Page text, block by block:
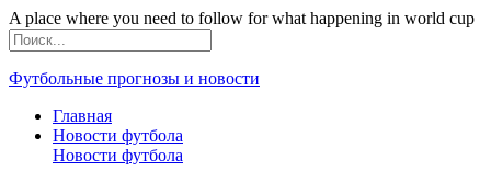
A place where you need to follow for what happening in world cup
Футбольные прогнозы и новости
Главная
Новости футбола
Новости футбола